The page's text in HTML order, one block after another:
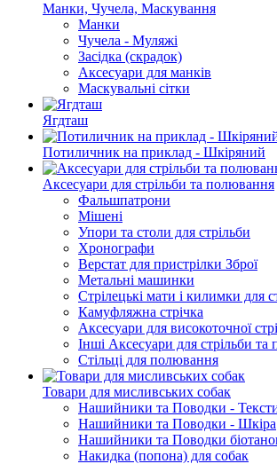
Манки, Чучела, Маскування
Манки
Чучела - Муляжі
Засідка (скрадок)
Аксесуари для манків
Маскувальні сітки
Ягдташ
Потиличник на приклад - Шкіряний
Аксесуари для стрільби та полювання
Фальшпатрони
Мішені
Упори та столи для стрільби
Хронографи
Верстат для пристрілки Зброї
Метальні машинки
Стрілецькі мати і килимки для
Камуфляжна стрічка
Аксесуари для високоточної
Інші Аксесуари для стрільби
Стільці для полювання
Товари для мисливських собак
Нашийники та Поводки -
Нашийники та Поводки - Шкіра
Нашийники та Поводки
Накидка (попона) для собак